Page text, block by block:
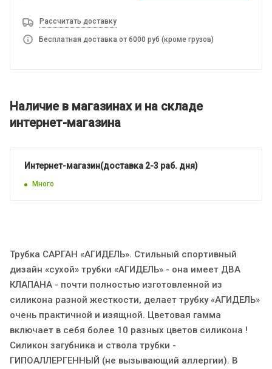
Рассчитать доставку
Бесплатная доставка от 6000 руб (кроме грузов)
Наличие в магазинах и на складе
интернет-магазина
Интернет-магазин(доставка 2-3 раб. дня)
Много
Трубка САРГАН «АГИДЕЛЬ». Стильный спортивный
дизайн «сухой» трубки «АГИДЕЛЬ» - она имеет ДВА
КЛАПАНА - почти полностью изготовленной из
силикона разной жесткости, делает трубку «АГИДЕЛЬ»
очень практичной и изящной. Цветовая гамма
включает в себя более 10 разных цветов силикона !
Силикон загубника и ствола трубки -
ГИПОАЛЛЕРГЕННЫЙ (не вызывающий аллергии). В